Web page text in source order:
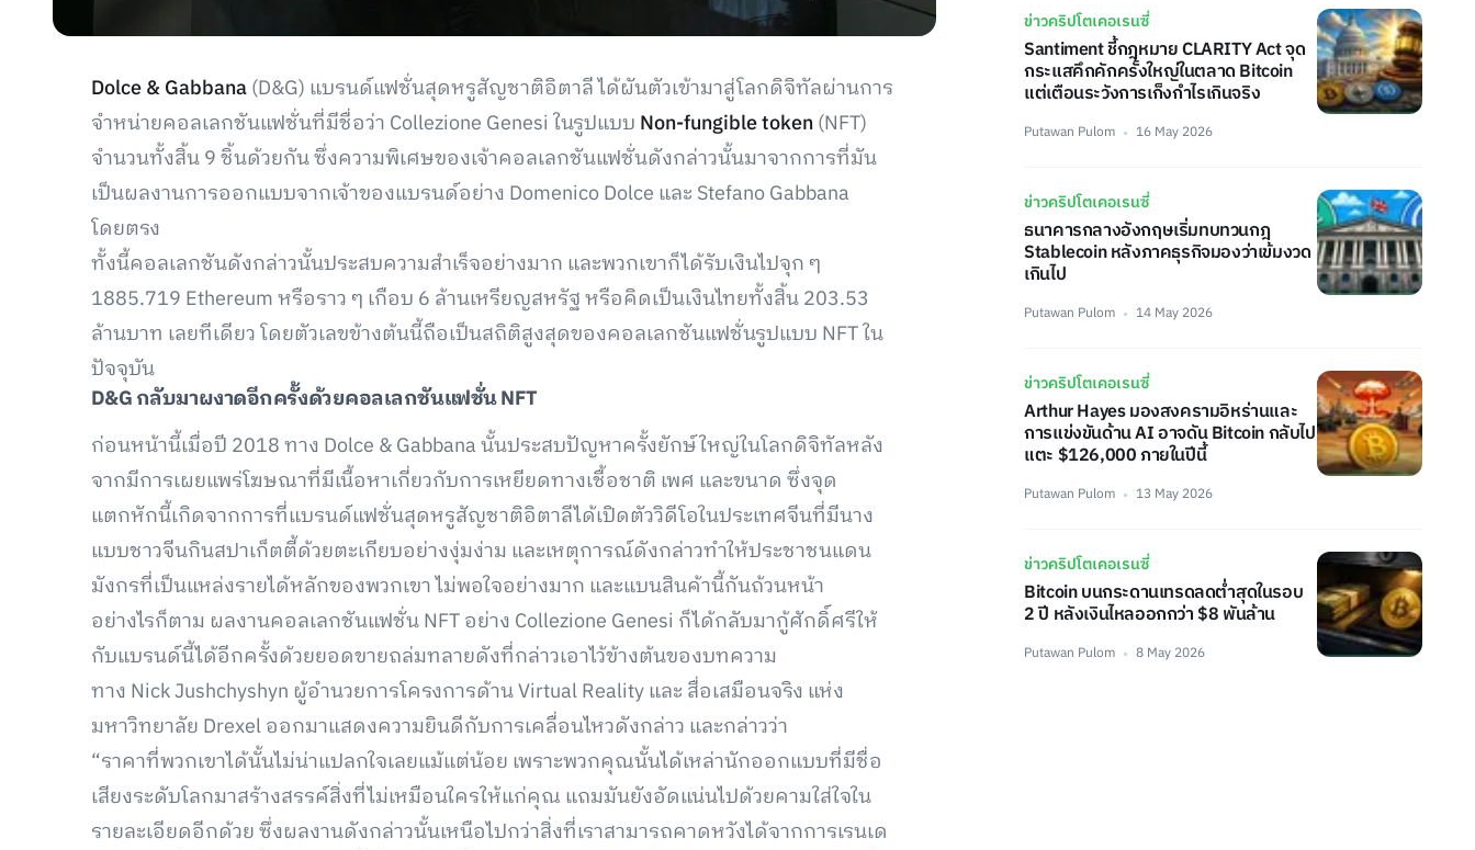
Dolce & Gabbana(D&G) แบรนด์แฟชั่นสุดหรูสัญชาติอิตาลี ได้ผันตัวเข้ามาสู่โลกดิจิทัลผ่านการ
จำหน่ายคอลเลกชันแฟชั่นที่มีชื่อว่า Collezione Genesi ในรูปแบบ Non-fungible token(NFT)
จำนวนทั้งสิ้น 9 ชิ้นด้วยกัน ซึ่งความพิเศษของเจ้าคอลเลกชันแฟชั่นดังกล่าวนั้นมาจากการที่มัน
เป็นผลงานการออกแบบจากเจ้าของแบรนด์อย่าง Domenico Dolce และ Stefano Gabbana
โดยตรง
ทั้งนี้คอลเลกชันดังกล่าวนั้นประสบความสำเร็จอย่างมาก และพวกเขาก็ได้รับเงินไปจุก ๆ
1885.719 Ethereum หรือราว ๆ เกือบ 6 ล้านเหรียญสหรัฐ หรือคิดเป็นเงินไทยทั้งสิ้น 203.53
ล้านบาท เลยทีเดียว โดยตัวเลขข้างต้นนี้ถือเป็นสถิติสูงสุดของคอลเลกชันแฟชั่นรูปแบบ NFT ใน
ปัจจุบัน
D&Gกลับมาผงาดอีกครั้งด้วยคอลเลกชันแฟชั่นNFT
ก่อนหน้านี้เมื่อปี 2018 ทาง Dolce & Gabbana นั้นประสบปัญหาครั้งยักษ์ใหญ่ในโลกดิจิทัลหลัง
จากมีการเผยแพร่โฆษณาที่มีเนื้อหาเกี่ยวกับการเหยียดทางเชื้อชาติ เพศ และขนาด ซึ่งจุด
แตกหักนี้เกิดจากการที่แบรนด์แฟชั่นสุดหรูสัญชาติอิตาลีได้เปิดตัววิดีโอในประเทศจีนที่มีนาง
แบบชาวจีนกินสปาเก็ตตี้ด้วยตะเกียบอย่างงุ่มง่าม และเหตุการณ์ดังกล่าวทำให้ประชาชนแดน
มังกรที่เป็นแหล่งรายได้หลักของพวกเขา ไม่พอใจอย่างมาก และแบนสินค้านี้กันถ้วนหน้า
อย่างไรก็ตาม ผลงานคอลเลกชันแฟชั่น NFT อย่าง Collezione Genesi ก็ได้กลับมากู้ศักดิ์ศรีให้
กับแบรนด์นี้ได้อีกครั้งด้วยยอดขายถล่มทลายดังที่กล่าวเอาไว้ข้างต้นของบทความ
ทาง Nick Jushchyshyn ผู้อำนวยการโครงการด้าน Virtual Reality และ สื่อเสมือนจริง แห่ง
มหาวิทยาลัย Drexel ออกมาแสดงความยินดีกับการเคลื่อนไหวดังกล่าว และกล่าวว่า
“ราคาที่พวกเขาได้นั้นไม่น่าแปลกใจเลยแม้แต่น้อย เพราะพวกคุณนั้นได้เหล่านักออกแบบที่มีชื่อ
เสียงระดับโลกมาสร้างสรรค์สิ่งที่ไม่เหมือนใครให้แก่คุณ แถมมันยังอัดแน่นไปด้วยคามใส่ใจใน
รายละเอียดอีกด้วย ซึ่งผลงานดังกล่าวนั้นเหนือไปกว่าสิ่งที่เราสามารถคาดหวังได้จากการเรนเด
ข่าวคริปโตเคอเรนซี่
Santiment ชี้กฎหมาย CLARITY Act จุด
กระแสคึกคักครั้งใหญ่ในตลาด Bitcoin
แต่เตือนระวังการเก็งกำไรเกินจริง
Putawan Pulom 16 May 2026
ข่าวคริปโตเคอเรนซี่
ธนาคารกลางอังกฤษเริ่มทบทวนกฎ
Stablecoin หลังภาคธุรกิจมองว่าเข้มงวด
เกินไป
Putawan Pulom 14 May 2026
ข่าวคริปโตเคอเรนซี่
Arthur Hayes มองสงครามอิหร่านและ
การแข่งขันด้าน AI อาจดัน Bitcoin กลับไป
แตะ $126,000 ภายในปีนี้
Putawan Pulom 13 May 2026
ข่าวคริปโตเคอเรนซี่
Bitcoin บนกระดานเทรดลดต่ำสุดในรอบ
2 ปี หลังเงินไหลออกกว่า $8 พันล้าน
Putawan Pulom 8 May 2026